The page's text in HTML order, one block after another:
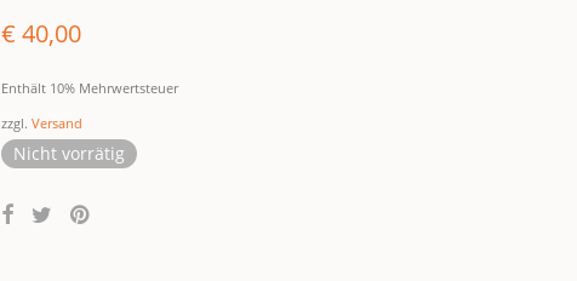
€ 40,00
Enthält 10% Mehrwertsteuer
zzgl. Versand
Nicht vorrätig